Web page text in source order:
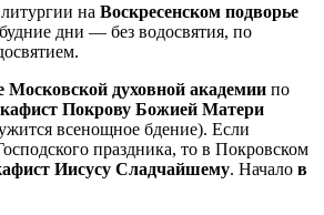
на Воскресенском подворье
дни — без водосвятия, по
духовной академии по
Покрову Божией Матери
всенощное бдение). Если
праздника, то в Покровском
Иисусу Сладчайшему. Начало в